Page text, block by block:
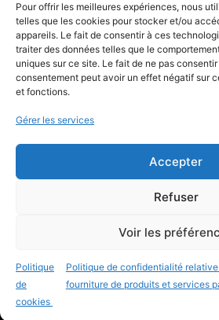
Pour offrir les meilleures expériences, nous
telles que les cookies pour stocker et/ou
appareils. Le fait de consentir à ces
traiter des données telles que le
uniques sur ce site. Le fait de ne pas
consentement peut avoir un effet négatif sur
et fonctions.
Gérer les services
Accepter
Refuser
Voir les
Politique
de
cookies
Politique de confidentialité
fourniture de produits et services
A PROPOS
Qui sommes-nous
CONTACTEZ-
LIENS UTILES
Conditions
Politique de
Politique de
©2026 KUNAN PRODUCTION